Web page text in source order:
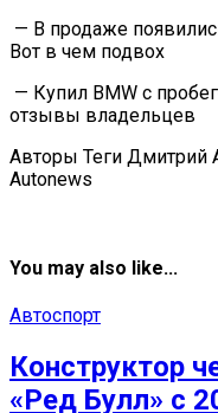
— В продаже
Вот в чем подвох
— Купил BMW с
отзывы владельцев
Авторы Теги Дмитрий
Autonews
You may also like...
Автоспорт
Конструктор
«Ред Булл» с